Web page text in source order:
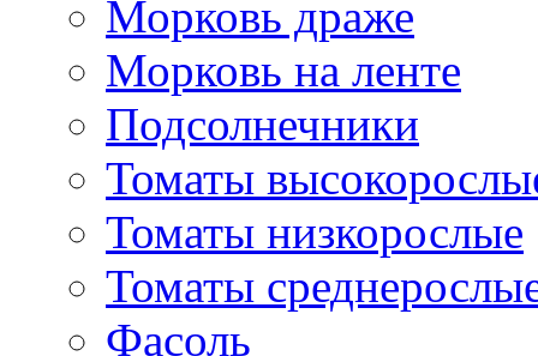
Морковь драже
Морковь на ленте
Подсолнечники
Томаты
Томаты низкорослые
Томаты
Фасоль